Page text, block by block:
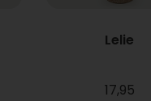
Lelie
17,95